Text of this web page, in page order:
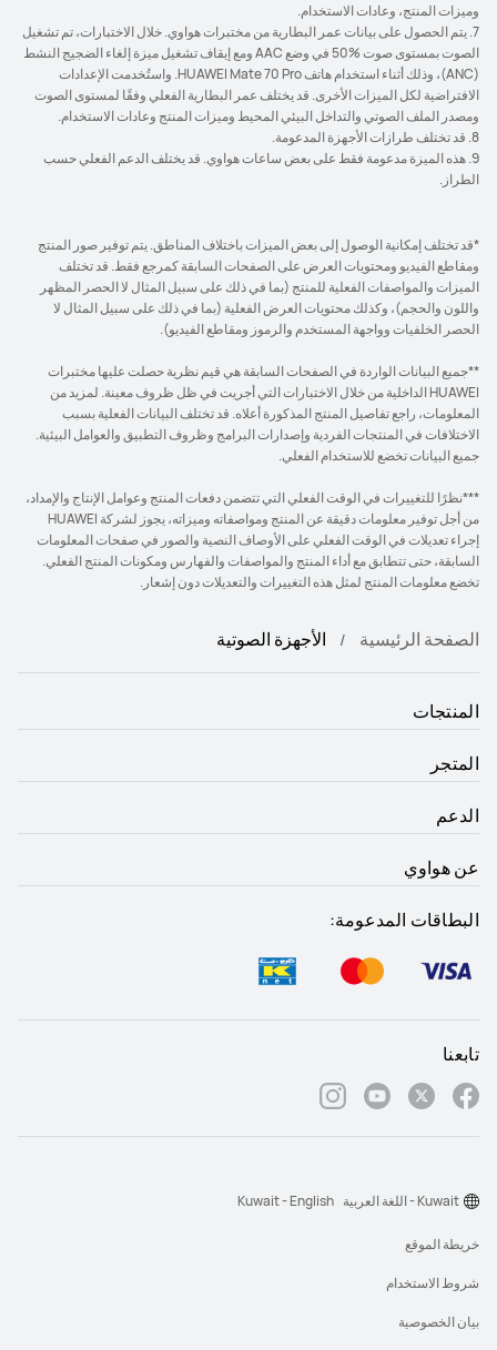
وميزات المنتج، وعادات الاستخدام.
7. يتم الحصول على بيانات عمر البطارية من مختبرات هواوي. خلال الاختبارات، تم تشغيل
الصوت بمستوى صوت ‎50%‎ في وضع AAC ومع إيقاف تشغيل ميزة إلغاء الضجيج النشط
(ANC)، وذلك أثناء استخدام هاتف HUAWEI Mate 70 Pro. واستُخدمت الإعدادات
الافتراضية لكل الميزات الأخرى. قد يختلف عمر البطارية الفعلي وفقًا لمستوى الصوت
ومصدر الملف الصوتي والتداخل البيئي المحيط وميزات المنتج وعادات الاستخدام.
8. قد تختلف طرازات الأجهزة المدعومة.
9. هذه الميزة مدعومة فقط على بعض ساعات هواوي. قد يختلف الدعم الفعلي حسب
الطراز.
*قد تختلف إمكانية الوصول إلى بعض الميزات باختلاف المناطق. يتم توفير صور المنتج
ومقاطع الفيديو ومحتويات العرض على الصفحات السابقة كمرجع فقط. قد تختلف
الميزات والمواصفات الفعلية للمنتج (بما في ذلك على سبيل المثال لا الحصر المظهر
واللون والحجم)، وكذلك محتويات العرض الفعلية (بما في ذلك على سبيل المثال لا
الحصر الخلفيات وواجهة المستخدم والرموز ومقاطع الفيديو).
**جميع البيانات الواردة في الصفحات السابقة هي قيم نظرية حصلت عليها مختبرات
HUAWEI الداخلية من خلال الاختبارات التي أجريت في ظل ظروف معينة. لمزيد من
المعلومات، راجع تفاصيل المنتج المذكورة أعلاه. قد تختلف البيانات الفعلية بسبب
الاختلافات في المنتجات الفردية وإصدارات البرامج وظروف التطبيق والعوامل البيئية.
جميع البيانات تخضع للاستخدام الفعلي.
***نظرًا للتغييرات في الوقت الفعلي التي تتضمن دفعات المنتج وعوامل الإنتاج والإمداد،
من أجل توفير معلومات دقيقة عن المنتج ومواصفاته وميزاته، يجوز لشركة HUAWEI
إجراء تعديلات في الوقت الفعلي على الأوصاف النصية والصور في صفحات المعلومات
السابقة، حتى تتطابق مع أداء المنتج والمواصفات والفهارس ومكونات المنتج الفعلي.
تخضع معلومات المنتج لمثل هذه التغييرات والتعديلات دون إشعار.
الصفحة الرئيسية الأجهزة الصوتية
المنتجات
المتجر
الدعم
عن هواوي
البطاقات المدعومة:
تابعنا
خريطة الموقع
شروط الاستخدام
بيان الخصوصية
Kuwait - اللغة العربية Kuwait - English